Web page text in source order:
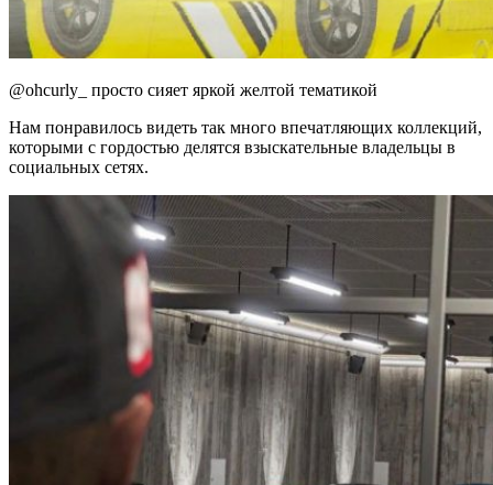
@ohcurly_ просто сияет яркой желтой тематикой
Нам понравилось видеть так много впечатляющих коллекций,
которыми с гордостью делятся взыскательные владельцы в
социальных сетях.